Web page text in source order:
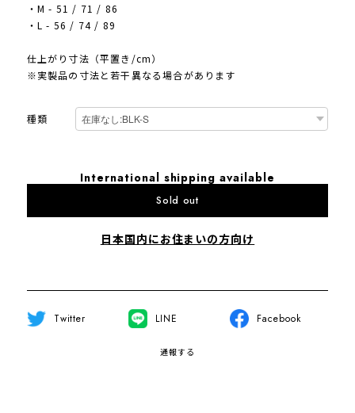
・M - 51 / 71 / 86
・L - 56 / 74 / 89
仕上がり寸法（平置き/cm）
※実製品の寸法と若干異なる場合があります
種類
International shipping available
Sold out
日本国内にお住まいの方向け
Twitter LINE Facebook
通報する